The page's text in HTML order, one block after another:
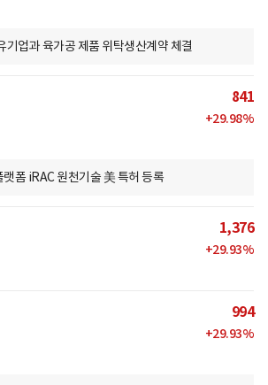
기업과 육가공 제품 위탁생산계약 체결
841
+29.98%
폼 iRAC 원천기술 美 특허 등록
1,376
+29.93%
994
+29.93%